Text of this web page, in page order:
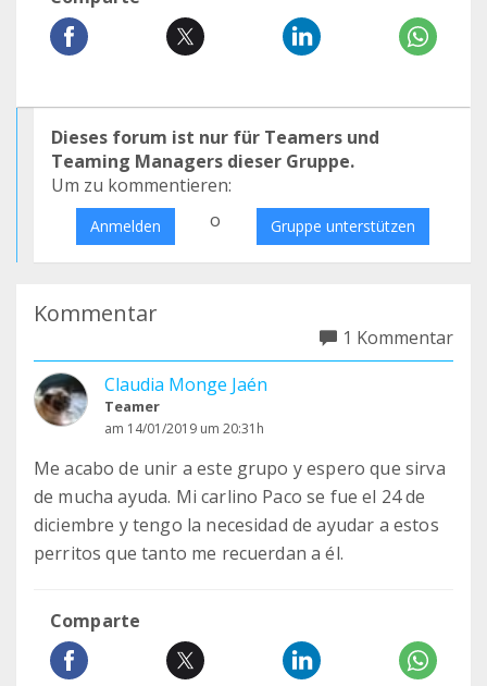
Dieses forum ist nur für Teamers und
Teaming Managers dieser Gruppe.
Um zu kommentieren:
Anmelden o Gruppe unterstützen
Kommentar
1 Kommentar
Claudia Monge Jaén
Teamer
am 14/01/2019 um 20:31h
Me acabo de unir a este grupo y espero que sirva
de mucha ayuda. Mi carlino Paco se fue el 24 de
diciembre y tengo la necesidad de ayudar a estos
perritos que tanto me recuerdan a él.
Comparte